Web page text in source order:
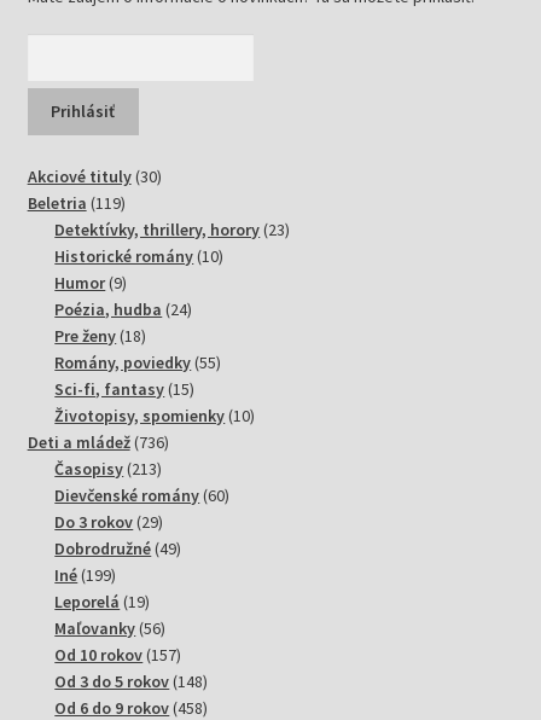
Akciové tituly 3030
Beletria 119119
produktov
Detektívky, thrillery, horory 2323
Historické romány 1010
Humor 99
produktov
Poézia, hudba 2424
Pre ženy 1818
produktov
Romány, poviedky 5555
Sci-fi, fantasy 1515
produktov
Životopisy, spomienky 1010
Deti a mládež 736736
Časopisy 213213
produktov
Dievčenské romány 6060
Do 3 rokov 2929
produktov
Dobrodružné 4949
Iné 199199
produktov
Leporelá 1919
produktov
Maľovanky 5656
produktov
Od 10 rokov 157157
produktov
Od 3 do 5 rokov 148148
produktov
Od 6 do 9 rokov 458458